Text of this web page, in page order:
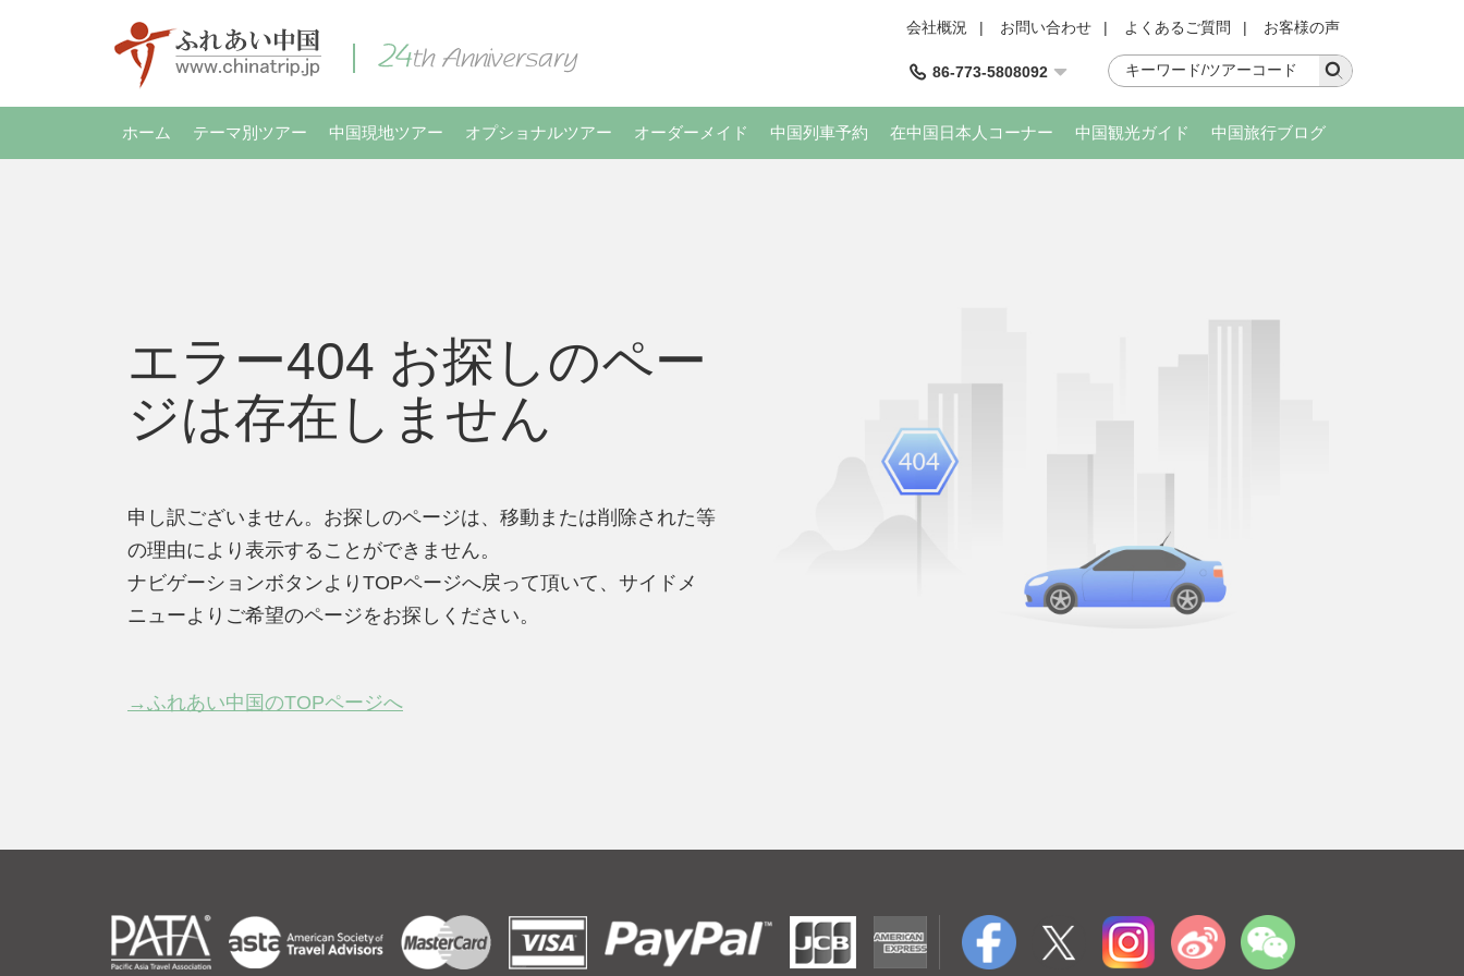
会社概況 | お問い合わせ | よくあるご質問 | お客様の声
86-773-5808092
ホーム テーマ別ツアー 中国現地ツアー オプショナルツアー オーダーメイド 中国列車予約 在中国日本人コーナー 中国観光ガイド 中国旅行ブログ
エラー404 お探しのペー
ジは存在しません
申し訳ございません。お探しのページは、移動または削除された等
の理由により表示することができません。
ナビゲーションボタンよりTOPページへ戻って頂いて、サイドメ
ニューよりご希望のページをお探しください。
→ふれあい中国のTOPページへ